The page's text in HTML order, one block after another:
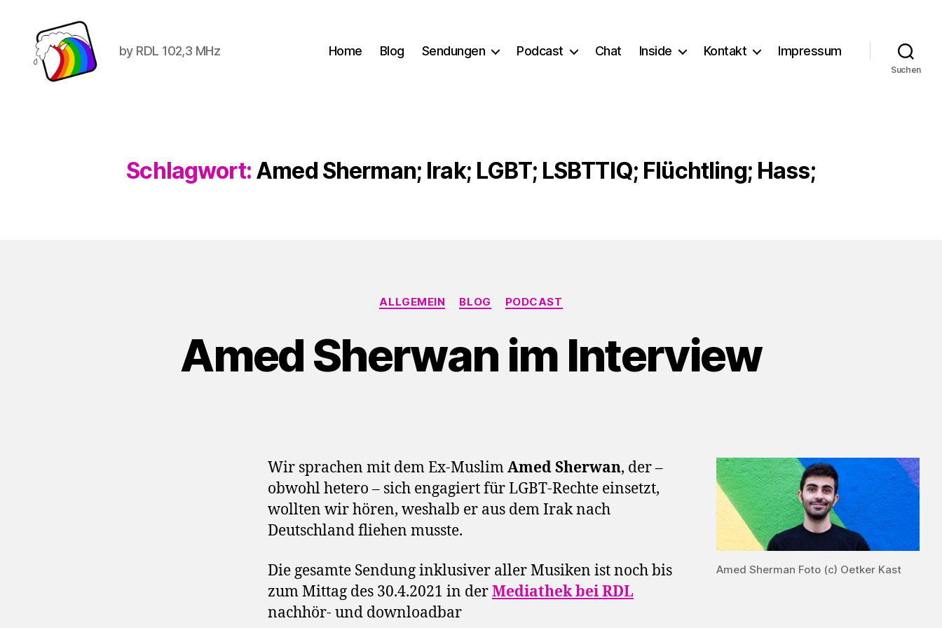
by RDL 102,3 MHz Home Blog Sendungen Podcast Chat Inside Kontakt Impressum
Suchen
Schlagwort: Amed Sherman; Irak; LGBT; LSBTTIQ; Flüchtling; Hass;
Kategorien
ALLGEMEIN BLOG PODCAST
Amed Sherwan im Interview
Amed Sherman Foto (c) Oetker Kast
Wir sprachen mit dem Ex-MuslimAmed Sherwan, der –
obwohl hetero – sich engagiert für LGBT-Rechte einsetzt,
wollten wir hören, weshalb er aus dem Irak nach
Deutschland fliehen musste.
Die gesamte Sendung inklusiver aller Musiken ist noch bis
zum Mittag des 30.4.2021 in derMediathek bei RDL
nachhör- und downloadbar